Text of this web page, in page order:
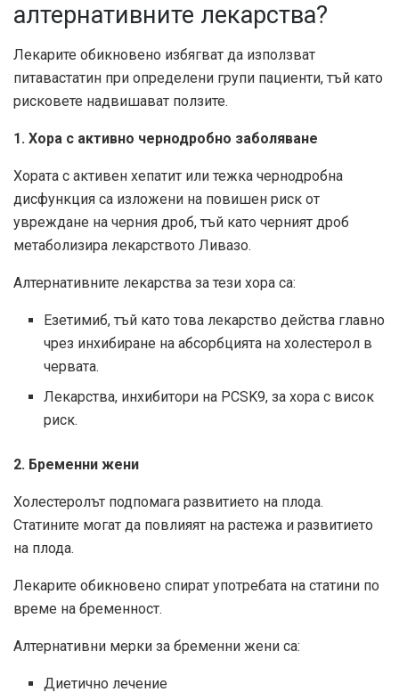
алтернативните лекарства?
Лекарите обикновено избягват да използват
питавастатин при определени групи пациенти, тъй като
рисковете надвишават ползите.
1. Хора с активно чернодробно заболяване
Хората с активен хепатит или тежка чернодробна
дисфункция са изложени на повишен риск от
увреждане на черния дроб, тъй като черният дроб
метаболизира лекарството Ливазо.
Алтернативните лекарства за тези хора са:
Езетимиб, тъй като това лекарство действа главно
чрез инхибиране на абсорбцията на холестерол в
червата.
Лекарства, инхибитори на PCSK9, за хора с висок
риск.
2. Бременни жени
Холестеролът подпомага развитието на плода.
Статините могат да повлияят на растежа и развитието
на плода.
Лекарите обикновено спират употребата на статини по
време на бременност.
Алтернативни мерки за бременни жени са:
Диетично лечение